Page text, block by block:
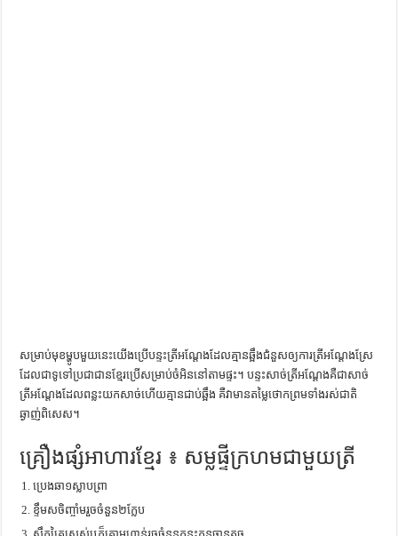
សម្រាប់មុខម្ហូបមួយនេះយើងប្រើបន្ទះត្រីអណ្តែងដែលគ្មានឆ្អឹងជំនួសឲ្យការត្រីអណ្តែងស្រែ
ដែលជាទូទៅប្រជាជានខ្មែរប្រើសម្រាប់ចំអិននៅតាមផ្ទះ។ បន្ទះសាច់ត្រីអណ្តែងគឺជាសាច់
ត្រីអណ្តែងដែលពន្លះយកសាច់ហើយគ្មានជាប់ឆ្អឹង គឺវាមានតម្លៃថោកព្រមទាំងរស់ជាតិ
ឆ្ងាញ់ពិសេស។
គ្រឿងផ្សំអាហារខ្មែរ ៖ សម្លផ្ទីក្រហមជាមួយត្រី
ប្រេងឆា១ស្លាបព្រា
ខ្ទឹមសចិញ្ចាំមរួចចំនួន២ក្លែប